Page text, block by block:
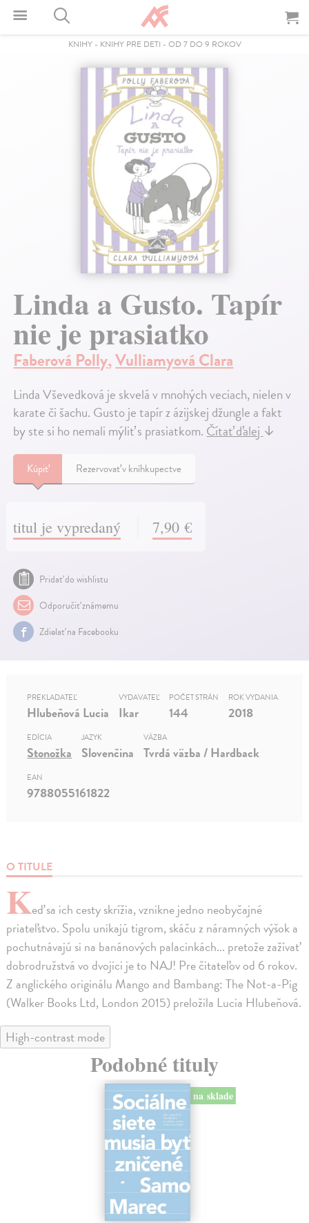
KNIHY- KNIHY PRE DETI - OD 7 DO 9 ROKOV
Linda a Gusto. Tapír
nie je prasiatko
Faberová Polly,Vulliamyová Clara
Linda Vševedková je skvelá v mnohých veciach, nielen v
karate či šachu. Gusto je tapír z ázijskej džungle a fakt
by ste si ho nemali mýliť s prasiatkom.Čítať ďalej↓
Kúpiť Rezervovať v kníhkupectve
titul je vypredaný 7,90 €
Pridať do wishlistu
Odporučiť známemu
Zdielať na Facebooku
O TITULE
Keď sa ich cesty skrížia, vznikne jedno neobyčajné
priateľstvo. Spolu unikajú tigrom, skáču z náramných výšok a
pochutnávajú si na banánových palacinkách... pretože zažívať
dobrodružstvá vo dvojici je to NAJ! Pre čitateľov od 6 rokov.
Z anglického originálu Mango and Bambang: The Not-a-Pig
(Walker Books Ltd, London 2015) preložila Lucia Hlubeňová.
PREKLADATEĽ
Hlubeňová Lucia
VYDAVATEĽ
Ikar
POČET STRÁN
144
ROK VYDANIA
2018
EDÍCIA
Stonožka
JAZYK
Slovenčina
VÄZBA
Tvrdá väzba / Hardback
EAN
9788055161822
High-contrast mode
Podobné tituly
na sklade